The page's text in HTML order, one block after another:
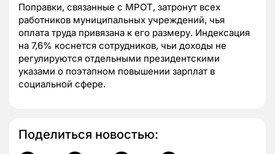
Поправки, связанные с МРОТ, затронут всех
работников муниципальных учреждений, чья
оплата труда привязана к его размеру. Индексация
на 7,6% коснется сотрудников, чьи доходы не
регулируются отдельными президентскими
указами о поэтапном повышении зарплат в
социальной сфере.
Поделиться новостью: